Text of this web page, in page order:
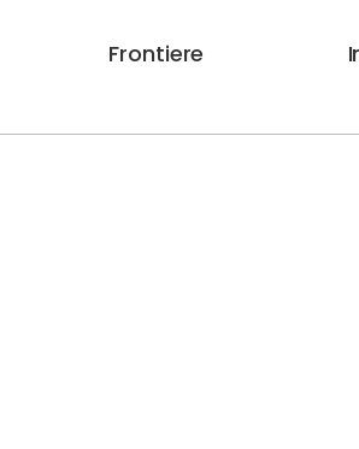
Frontiere